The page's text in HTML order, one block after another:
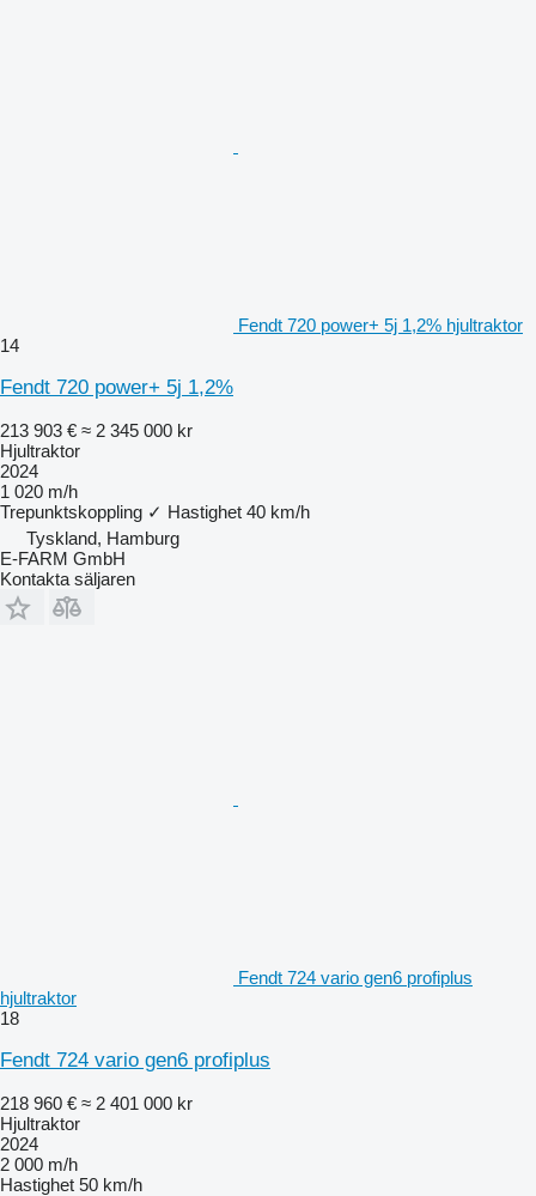
Fendt 720 power+ 5j 1,2% hjultraktor
14
Fendt 720 power+ 5j 1,2%
213 903 € ≈ 2 345 000 kr
Hjultraktor
2024
1 020 m/h
Trepunktskoppling ✓ Hastighet 40 km/h
Tyskland, Hamburg
E-FARM GmbH
Kontakta säljaren
Fendt 724 vario gen6 profiplus
hjultraktor
18
Fendt 724 vario gen6 profiplus
218 960 € ≈ 2 401 000 kr
Hjultraktor
2024
2 000 m/h
Hastighet 50 km/h